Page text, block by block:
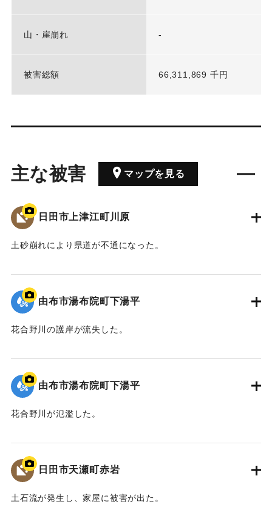
山・崖崩れ -
被害総額 66,311,869 千円
主な被害 マップを見る
日田市上津江町川原
土砂崩れにより県道が不通になった。
2020/7/6｜固有コード:01215088
由布市湯布院町下湯平
花合野川の護岸が流失した。
2020/7/6｜固有コード:01215087
由布市湯布院町下湯平
花合野川が氾濫した。
2020/7/6｜固有コード:01215086
日田市天瀬町赤岩
土石流が発生し、家屋に被害が出た。